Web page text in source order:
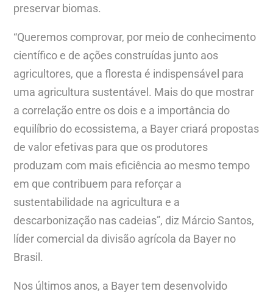
preservar biomas.
“Queremos comprovar, por meio de conhecimento
científico e de ações construídas junto aos
agricultores, que a floresta é indispensável para
uma agricultura sustentável. Mais do que mostrar
a correlação entre os dois e a importância do
equilíbrio do ecossistema, a Bayer criará propostas
de valor efetivas para que os produtores
produzam com mais eficiência ao mesmo tempo
em que contribuem para reforçar a
sustentabilidade na agricultura e a
descarbonização nas cadeias”, diz Márcio Santos,
líder comercial da divisão agrícola da Bayer no
Brasil.
Nos últimos anos, a Bayer tem desenvolvido